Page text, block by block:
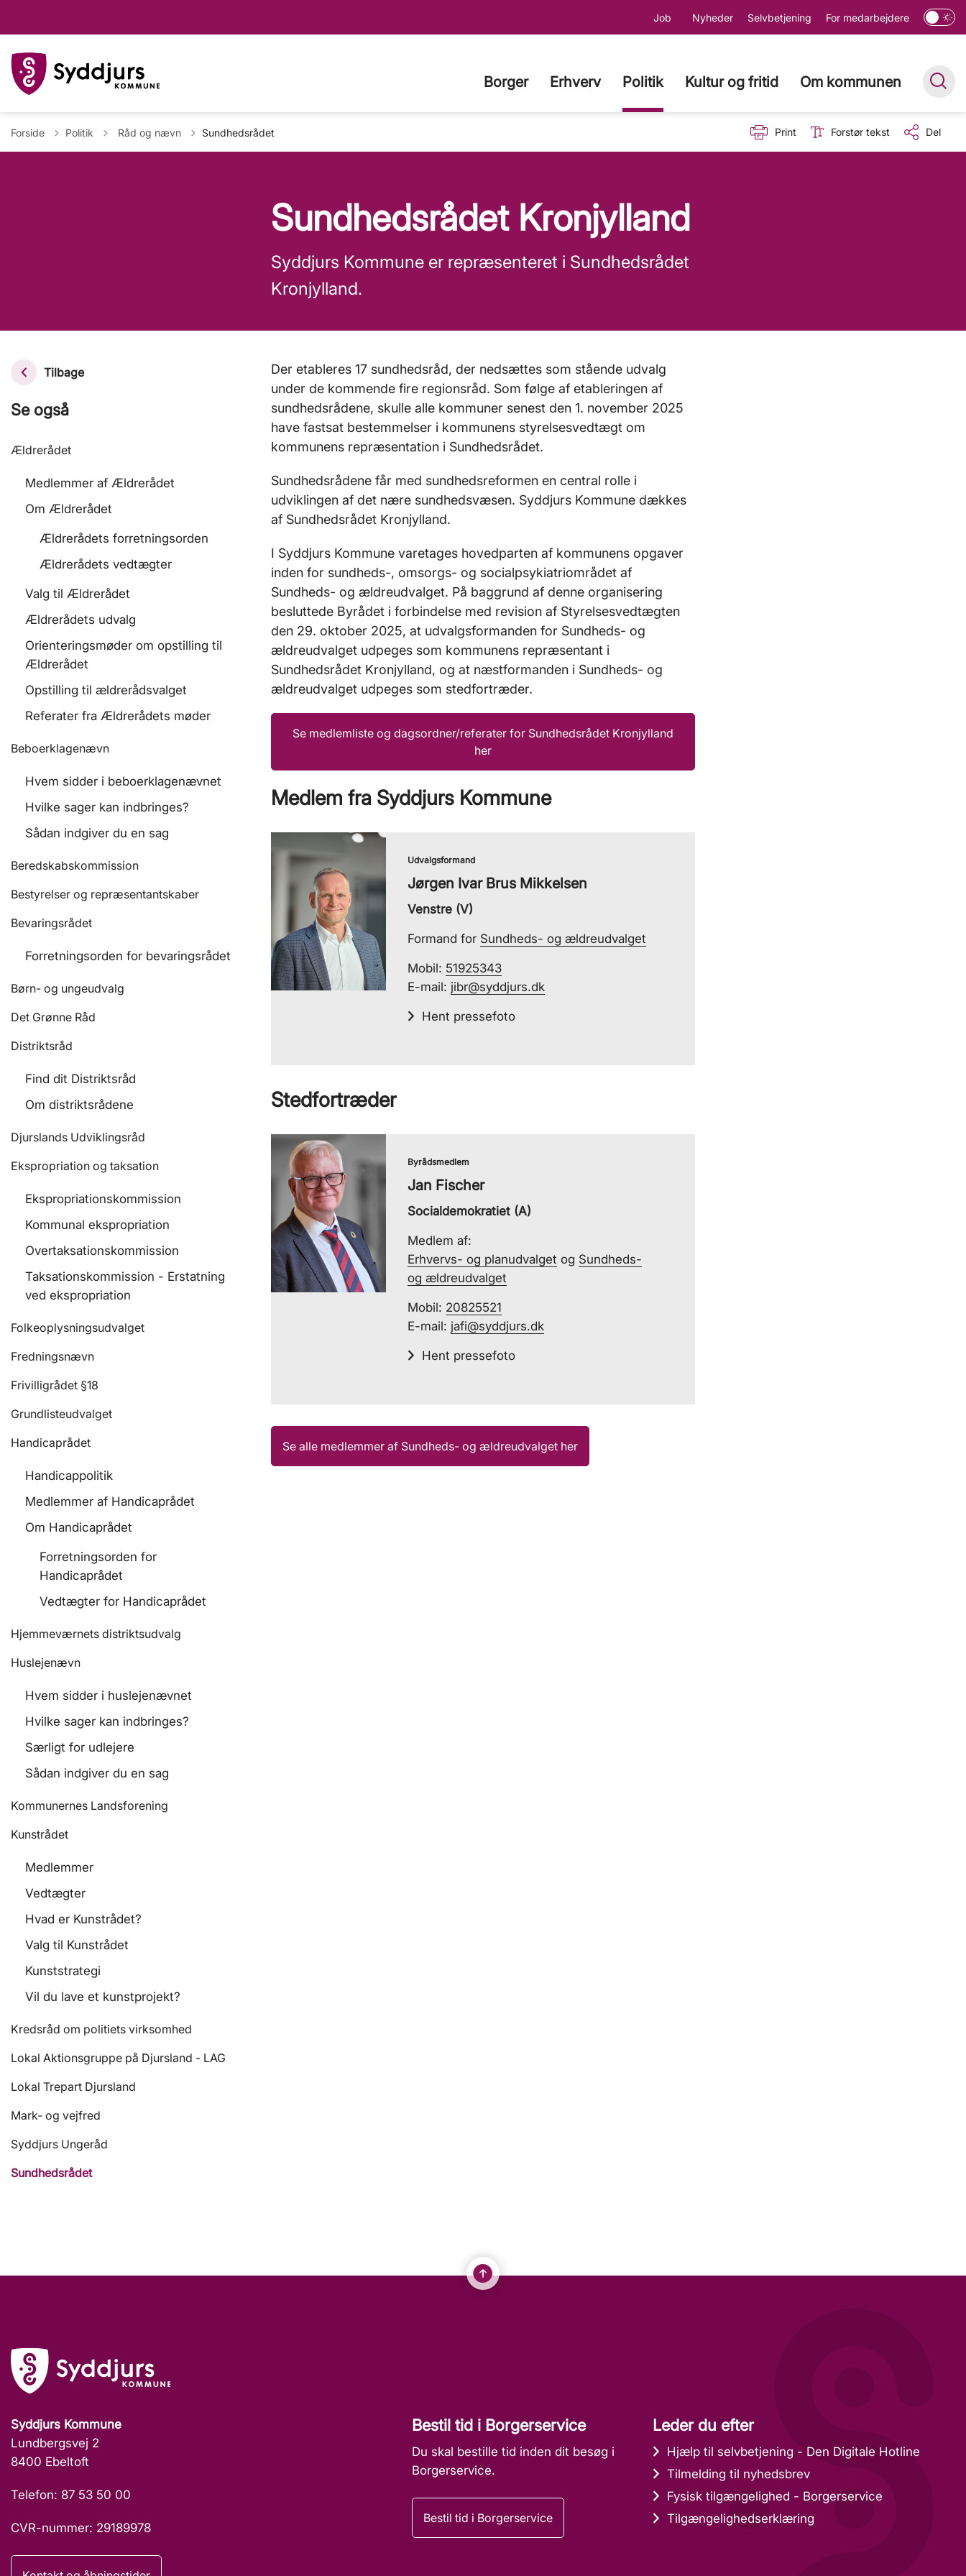
Job Nyheder Selvbetjening For medarbejdere
Borger Erhverv Politik Kultur og fritid Om kommunen
Forside Politik Tilbage til
Råd og nævn Sundhedsrådet Print Forstør tekst Del
Sundhedsrådet Kronjylland
Syddjurs Kommune er repræsenteret i Sundhedsrådet
Kronjylland.
Tilbage
Se også
Ældrerådet
Medlemmer af Ældrerådet
Om Ældrerådet
Ældrerådets forretningsorden
Ældrerådets vedtægter
Valg til Ældrerådet
Ældrerådets udvalg
Orienteringsmøder om opstilling til
Ældrerådet
Opstilling til ældrerådsvalget
Referater fra Ældrerådets møder
Beboerklagenævn
Hvem sidder i beboerklagenævnet
Hvilke sager kan indbringes?
Sådan indgiver du en sag
Beredskabskommission
Bestyrelser og repræsentantskaber
Bevaringsrådet
Forretningsorden for bevaringsrådet
Børn- og ungeudvalg
Det Grønne Råd
Distriktsråd
Find dit Distriktsråd
Om distriktsrådene
Djurslands Udviklingsråd
Ekspropriation og taksation
Ekspropriationskommission
Kommunal ekspropriation
Overtaksationskommission
Taksationskommission - Erstatning
ved ekspropriation
Folkeoplysningsudvalget
Fredningsnævn
Frivilligrådet §18
Grundlisteudvalget
Handicaprådet
Handicappolitik
Medlemmer af Handicaprådet
Om Handicaprådet
Forretningsorden for
Handicaprådet
Vedtægter for Handicaprådet
Hjemmeværnets distriktsudvalg
Huslejenævn
Hvem sidder i huslejenævnet
Hvilke sager kan indbringes?
Særligt for udlejere
Sådan indgiver du en sag
Kommunernes Landsforening
Kunstrådet
Medlemmer
Vedtægter
Hvad er Kunstrådet?
Valg til Kunstrådet
Kunststrategi
Vil du lave et kunstprojekt?
Kredsråd om politiets virksomhed
Lokal Aktionsgruppe på Djursland - LAG
Lokal Trepart Djursland
Mark- og vejfred
Syddjurs Ungeråd
Sundhedsrådet
Der etableres 17 sundhedsråd, der nedsættes som stående udvalg
under de kommende fire regionsråd. Som følge af etableringen af
sundhedsrådene, skulle alle kommuner senest den 1. november 2025
have fastsat bestemmelser i kommunens styrelsesvedtægt om
kommunens repræsentation i Sundhedsrådet.
Sundhedsrådene får med sundhedsreformen en central rolle i
udviklingen af det nære sundhedsvæsen. Syddjurs Kommune dækkes
af Sundhedsrådet Kronjylland.
I Syddjurs Kommune varetages hovedparten af kommunens opgaver
inden for sundheds-, omsorgs- og socialpsykiatriområdet af
Sundheds- og ældreudvalget. På baggrund af denne organisering
besluttede Byrådet i forbindelse med revision af Styrelsesvedtægten
den 29. oktober 2025, at udvalgsformanden for Sundheds- og
ældreudvalget udpeges som kommunens repræsentant i
Sundhedsrådet Kronjylland, og at næstformanden i Sundheds- og
ældreudvalget udpeges som stedfortræder.
Se medlemliste og dagsordner/referater for Sundhedsrådet Kronjylland
her
Medlem fra Syddjurs Kommune
Udvalgsformand
Jørgen Ivar Brus Mikkelsen
Venstre (V)
Formand for Sundheds- og ældreudvalget
Mobil: 51925343
E-mail: jibr@syddjurs.dk
Hent pressefoto
Stedfortræder
Byrådsmedlem
Jan Fischer
Socialdemokratiet (A)
Medlem af:
Erhvervs- og planudvalget og Sundheds-
og ældreudvalget
Mobil: 20825521
E-mail: jafi@syddjurs.dk
Hent pressefoto
Se alle medlemmer af Sundheds- og ældreudvalget her
Syddjurs Kommune
Lundbergsvej 2
8400 Ebeltoft
Telefon: 87 53 50 00
CVR-nummer: 29189978
Bestil tid i Borgerservice
Du skal bestille tid inden dit besøg i
Borgerservice.
Bestil tid i Borgerservice
Leder du efter
Hjælp til selvbetjening - Den Digitale Hotline
Tilmelding til nyhedsbrev
Fysisk tilgængelighed - Borgerservice
Tilgængelighedserklæring